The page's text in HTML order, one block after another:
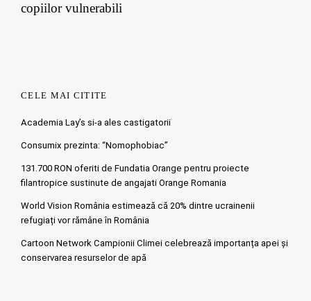
copiilor vulnerabili
CELE MAI CITITE
Academia Lay’s si-a ales castigatorii
Consumix prezinta: “Nomophobiac”
131.700 RON oferiti de Fundatia Orange pentru proiecte
filantropice sustinute de angajati Orange Romania
World Vision România estimează că 20% dintre ucrainenii
refugiați vor rămâne în România
Cartoon Network Campionii Climei celebrează importanța apei și
conservarea resurselor de apă